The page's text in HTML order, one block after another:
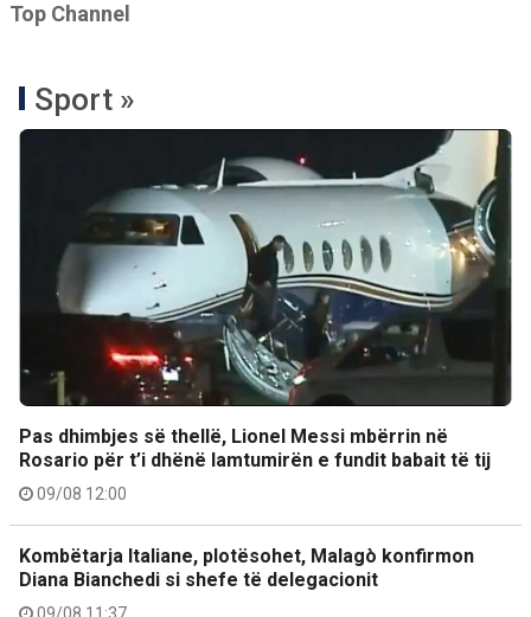
Top Channel
Sport »
Pas dhimbjes së thellë, Lionel Messi mbërrin në
Rosario për t’i dhënë lamtumirën e fundit babait të tij
09/08 12:00
Kombëtarja Italiane, plotësohet, Malagò konfirmon
Diana Bianchedi si shefe të delegacionit